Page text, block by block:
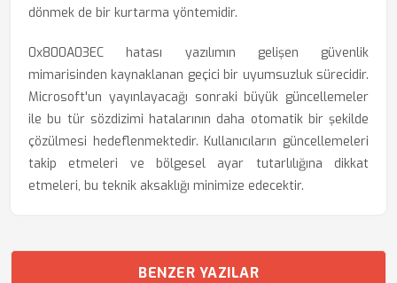
dönmek de bir kurtarma yöntemidir.
0x800A03EC hatası yazılımın gelişen güvenlik
mimarisinden kaynaklanan geçici bir uyumsuzluk sürecidir.
Microsoft'un yayınlayacağı sonraki büyük güncellemeler
ile bu tür sözdizimi hatalarının daha otomatik bir şekilde
çözülmesi hedeflenmektedir. Kullanıcıların güncellemeleri
takip etmeleri ve bölgesel ayar tutarlılığına dikkat
etmeleri, bu teknik aksaklığı minimize edecektir.
BENZER YAZILAR